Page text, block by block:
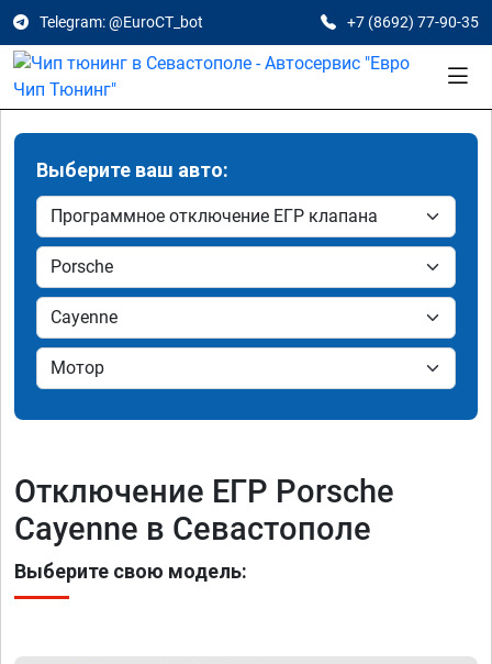
Telegram: @EuroCT_bot +7 (8692) 77-90-35
Выберите ваш авто:
Отключение ЕГР Porsche
Cayenne в Севастополе
Выберите свою модель: